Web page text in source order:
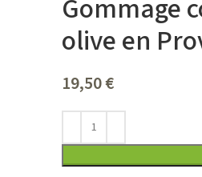
Gommage
olive en
19,50€